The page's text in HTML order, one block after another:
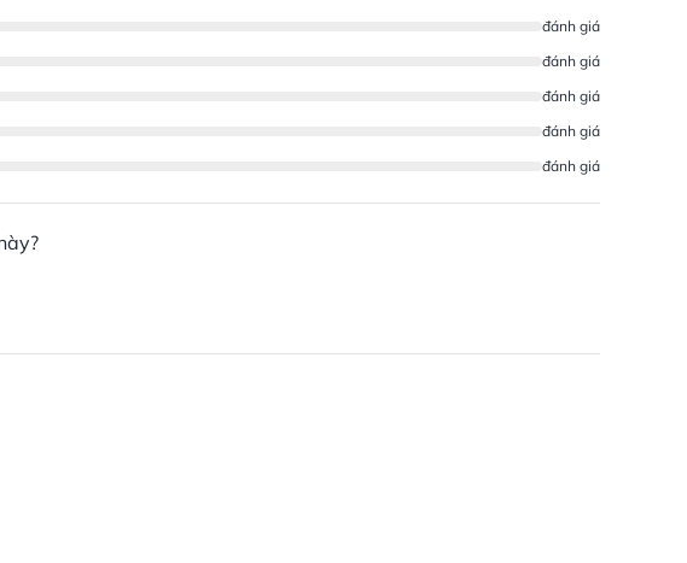
đánh giá
đánh giá
đánh giá
đánh giá
đánh giá